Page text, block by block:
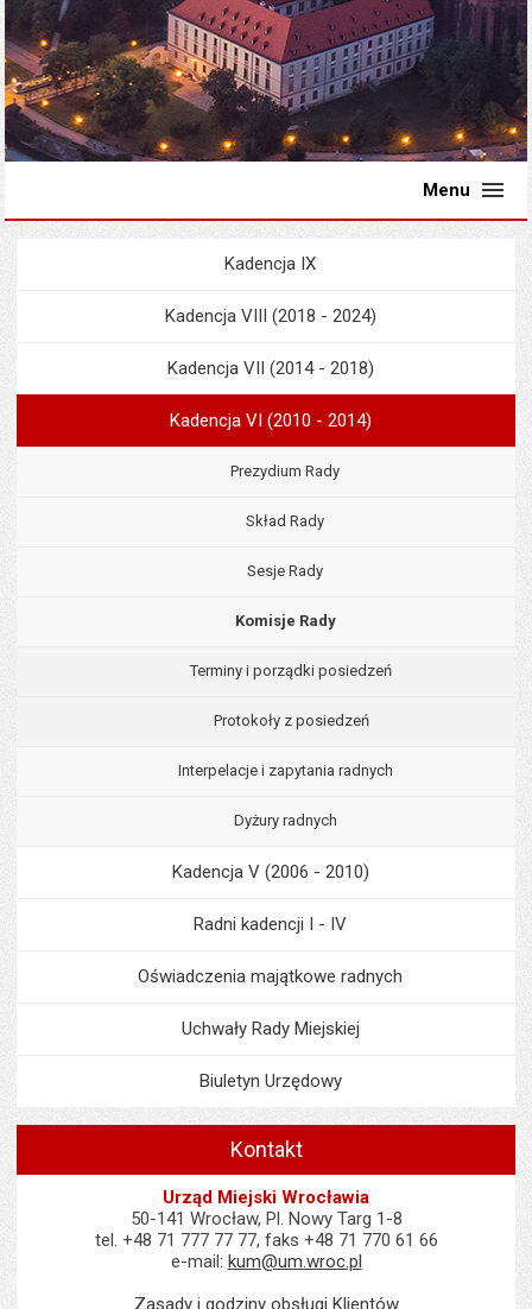
Menu
Menu
Kadencja IX
Kadencja VIII (2018 - 2024)
Kadencja VII (2014 - 2018)
Kadencja VI (2010 - 2014)
Prezydium Rady
Skład Rady
Sesje Rady
Komisje Rady
Terminy i porządki posiedzeń
Protokoły z posiedzeń
Interpelacje i zapytania radnych
Dyżury radnych
Kadencja V (2006 - 2010)
Radni kadencji I - IV
Oświadczenia majątkowe radnych
Uchwały Rady Miejskiej
Biuletyn Urzędowy
Kontakt
Urząd Miejski Wrocławia
50-141 Wrocław, Pl. Nowy Targ 1-8
tel. +48 71 777 77 77, faks +48 71 770 61 66
e-mail: kum@um.wroc.pl
Zasady i godziny obsługi Klientów